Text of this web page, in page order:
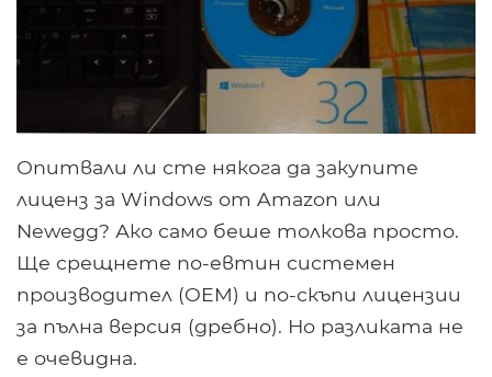
Опитвали ли сте някога да закупите
лиценз за Windows от Amazon или
Newegg? Ако само беше толкова просто.
Ще срещнете по-евтин системен
производител (OEM) и по-скъпи лицензии
за пълна версия (дребно). Но разликата не
е очевидна.